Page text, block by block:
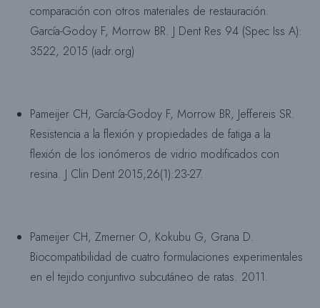
comparación con otros materiales de restauración.
García-Godoy F, Morrow BR. J Dent Res 94 (Spec Iss A):
3522, 2015 (iadr.org)
Pameijer CH, García-Godoy F, Morrow BR, Jeffereis SR.
Resistencia a la flexión y propiedades de fatiga a la
flexión de los ionómeros de vidrio modificados con
resina. J Clin Dent 2015;26(1):23-27.
Pameijer CH, Zmerner O, Kokubu G, Grana D.
Biocompatibilidad de cuatro formulaciones experimentales
en el tejido conjuntivo subcutáneo de ratas. 2011.